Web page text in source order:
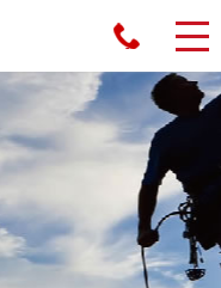
生
：
13
55
61
89
09
1